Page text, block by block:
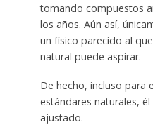
tomando compuestos
los años. Aún así,
un físico parecido al
natural puede aspirar.
De hecho, incluso para
estándares naturales,
ajustado.